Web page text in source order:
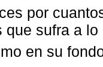
por
que sufra a
en su